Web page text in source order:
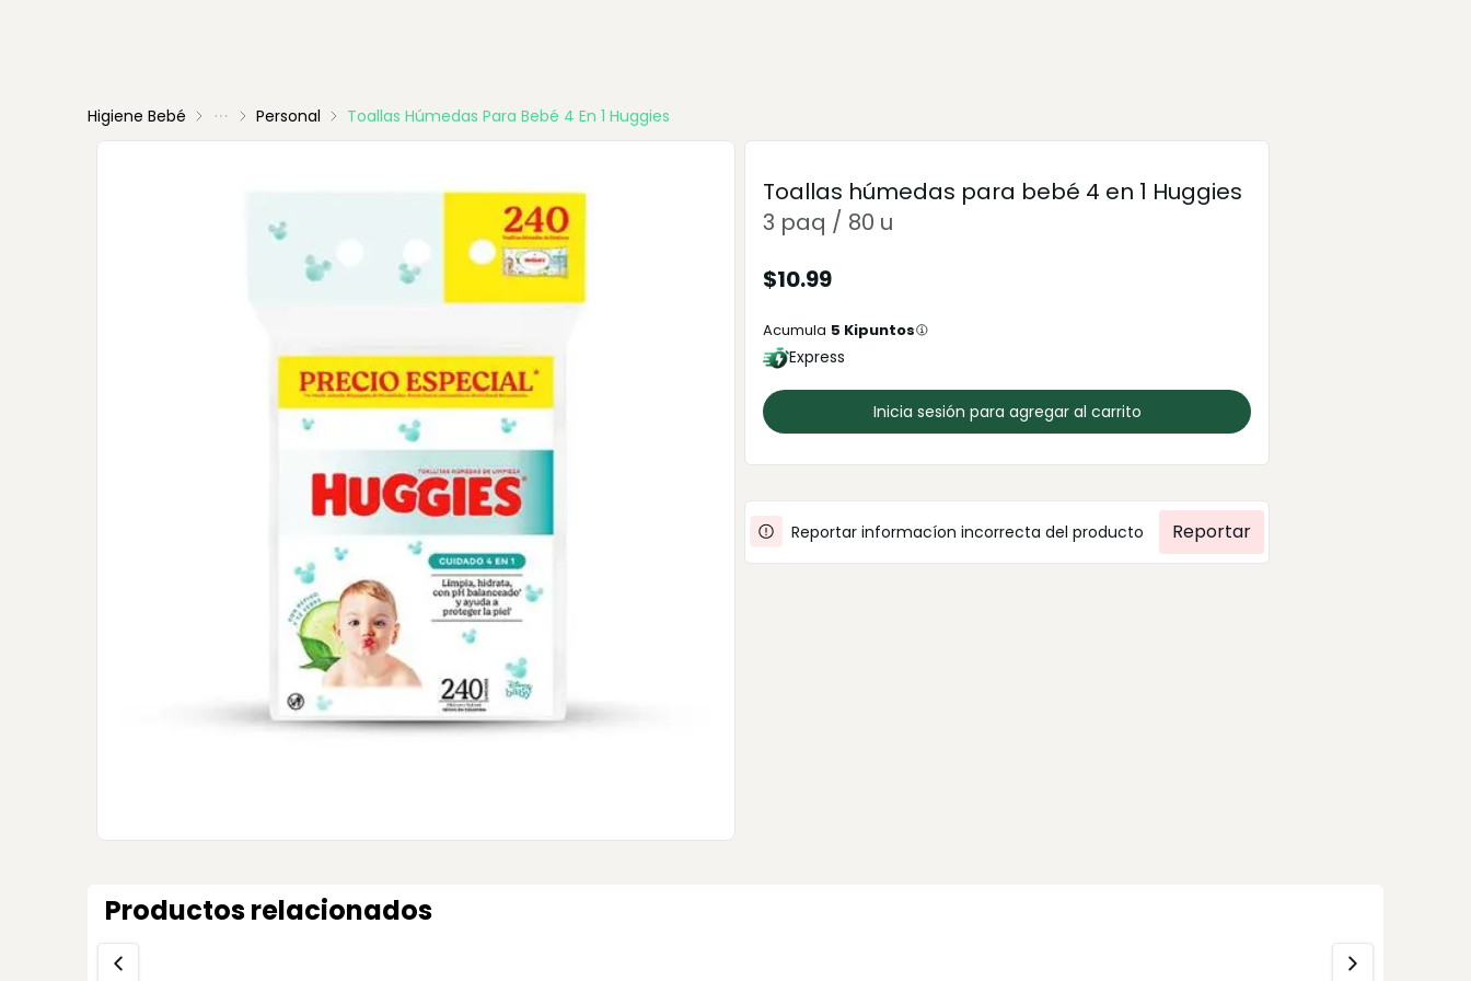
Higiene Bebé Personal Toallas Húmedas Para Bebé 4 En 1 Huggies
Toallas húmedas para bebé 4 en 1 Huggies
3 paq / 80 u
$10.99
Acumula 5 Kipuntos
Express
Inicia sesión para agregar al carrito
Reportar informacíon incorrecta del producto Reportar
Productos relacionados